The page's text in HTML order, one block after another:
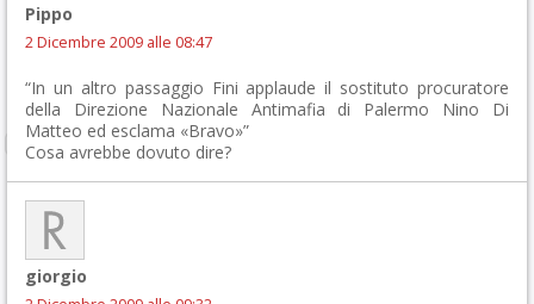
Pippo
2 Dicembre 2009 alle 08:47
“In un altro passaggio Fini applaude il sostituto procuratore
della Direzione Nazionale Antimafia di Palermo Nino Di
Matteo ed esclama «Bravo»”
Cosa avrebbe dovuto dire?
giorgio